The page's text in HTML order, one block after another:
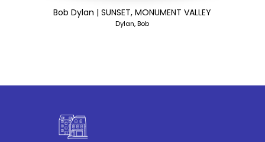
Bob Dylan | SUNSET, MONUMENT VALLEY
Dylan, Bob